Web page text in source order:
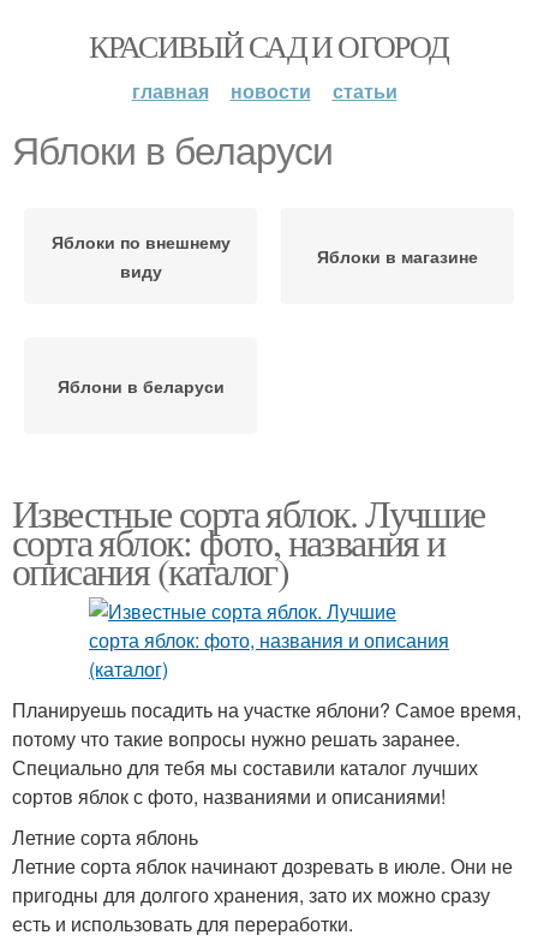
КРАСИВЫЙ САД И ОГОРОД
главная новости статьи
Яблоки в беларуси
Яблоки по внешнему
виду
Яблоки в магазине
Яблони в беларуси
Известные сорта яблок. Лучшие
сорта яблок: фото, названия и
описания (каталог)
Планируешь посадить на участке яблони? Самое время,
потому что такие вопросы нужно решать заранее.
Специально для тебя мы составили каталог лучших
сортов яблок с фото, названиями и описаниями!
Летние сорта яблонь
Летние сорта яблок начинают дозревать в июле. Они не
пригодны для долгого хранения, зато их можно сразу
есть и использовать для переработки.